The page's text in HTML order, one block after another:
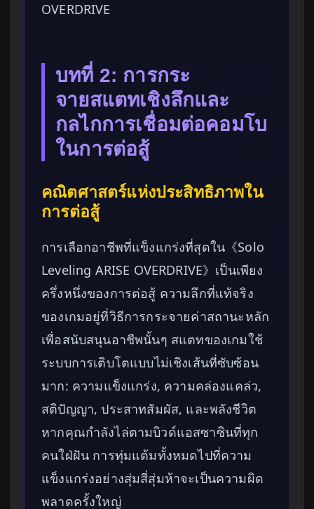
OVERDRIVE
บทที่ 2: การกระ
จายสแตทเชิงลึกและ
กลไกการเชื่อมต่อคอมโบ
ในการต่อสู้
คณิตศาสตร์แห่งประสิทธิภาพใน
การต่อสู้
การเลือกอาชีพที่แข็งแกร่งที่สุดใน《Solo
Leveling ARISE OVERDRIVE》เป็นเพียง
ครึ่งหนึ่งของการต่อสู้ ความลึกที่แท้จริง
ของเกมอยู่ที่วิธีการกระจายค่าสถานะหลัก
เพื่อสนับสนุนอาชีพนั้นๆ สแตทของเกมใช้
ระบบการเติบโตแบบไม่เชิงเส้นที่ซับซ้อน
มาก: ความแข็งแกร่ง, ความคล่องแคล่ว,
สติปัญญา, ประสาทสัมผัส, และพลังชีวิต
หากคุณกำลังไล่ตามบิวด์แอสซาซินที่ทุก
คนใฝ่ฝัน การทุ่มแต้มทั้งหมดไปที่ความ
แข็งแกร่งอย่างสุ่มสี่สุ่มห้าจะเป็นความผิด
พลาดครั้งใหญ่